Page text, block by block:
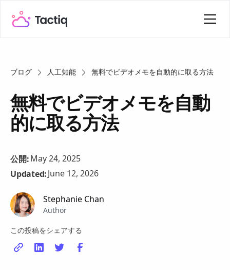
ブログ 人工知能 無料でビデオメモを自動的に取る方法
無料でビデオメモを自動
的に取る方法
公開:May 24, 2025
Updated:June 12, 2026
Stephanie Chan
Author
この投稿をシェアする